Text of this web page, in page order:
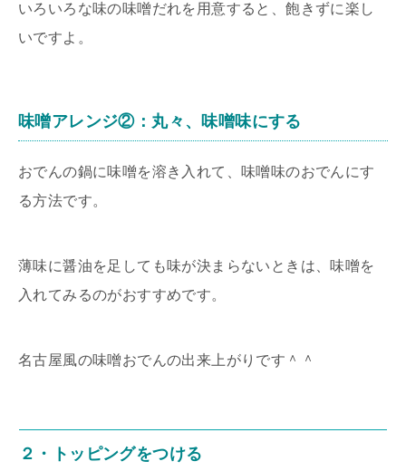
いろいろな味の味噌だれを用意すると、飽きずに楽し
いですよ。
味噌アレンジ②：丸々、味噌味にする
おでんの鍋に味噌を溶き入れて、味噌味のおでんにす
る方法です。
薄味に醤油を足しても味が決まらないときは、味噌を
入れてみるのがおすすめです。
名古屋風の味噌おでんの出来上がりです＾＾
２・トッピングをつける